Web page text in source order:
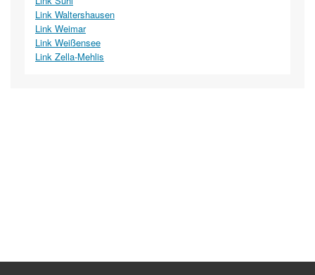
Link Waltershausen
Link Weimar
Link Weißensee
Link Zella-Mehlis